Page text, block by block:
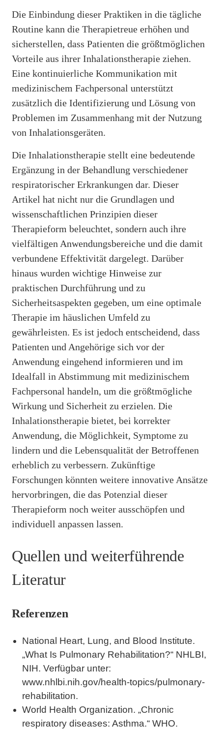
Die Einbindung dieser Praktiken in die tägliche
Routine kann die Therapietreue erhöhen und
sicherstellen, dass Patienten die größtmöglichen
Vorteile aus ihrer Inhalationstherapie ziehen.
Eine kontinuierliche Kommunikation mit
medizinischem Fachpersonal unterstützt
zusätzlich die Identifizierung und Lösung von
Problemen im Zusammenhang mit der Nutzung
von Inhalationsgeräten.
Die Inhalationstherapie stellt eine bedeutende
Ergänzung in der Behandlung verschiedener
respiratorischer Erkrankungen dar. Dieser
Artikel hat nicht nur die Grundlagen und
wissenschaftlichen Prinzipien dieser
Therapieform beleuchtet, sondern auch ihre
vielfältigen Anwendungsbereiche und die damit
verbundene Effektivität dargelegt. Darüber
hinaus wurden wichtige Hinweise zur
praktischen Durchführung und zu
Sicherheitsaspekten gegeben, um eine optimale
Therapie im häuslichen Umfeld zu
gewährleisten. Es ist jedoch entscheidend, dass
Patienten und Angehörige sich vor der
Anwendung eingehend informieren und im
Idealfall in Abstimmung mit medizinischem
Fachpersonal handeln, um die größtmögliche
Wirkung und Sicherheit zu erzielen. Die
Inhalationstherapie bietet, bei korrekter
Anwendung, die Möglichkeit, Symptome zu
lindern und die Lebensqualität der Betroffenen
erheblich zu verbessern. Zukünftige
Forschungen könnten weitere innovative Ansätze
hervorbringen, die das Potenzial dieser
Therapieform noch weiter ausschöpfen und
individuell anpassen lassen.
Quellen und weiterführende
Literatur
Referenzen
National Heart, Lung, and Blood Institute.
„What Is Pulmonary Rehabilitation?“ NHLBI,
NIH. Verfügbar unter:
www.nhlbi.nih.gov/health-topics/pulmonary-
rehabilitation.
World Health Organization. „Chronic
respiratory diseases: Asthma.“ WHO.